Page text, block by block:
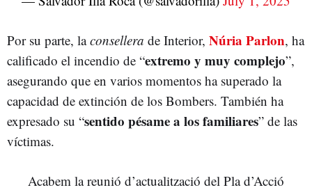
Por su parte, laconsellera de Interior, Núria Parlon, ha
calificado el incendio de “extremo y muy complejo”,
asegurando que en varios momentos ha superado la
capacidad de extinción de los Bombers. También ha
expresado su “sentido pésame a los familiares” de las
víctimas.
Acabem la reunió d’actualització del Pla d’Acció